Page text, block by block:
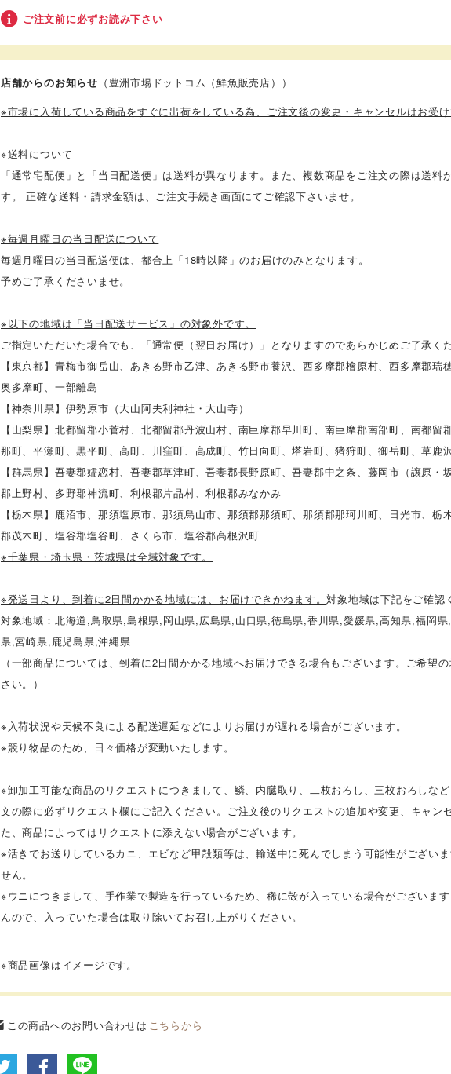
ご注文前に必ずお読み下さい
店舗からのお知らせ （豊洲市場ドットコム（鮮魚販売店））
※市場に入荷している商品をすぐに出荷をしている為、ご注文後の変更・キャンセルはお受け
※送料について
「通常宅配便」と「当日配送便」は送料が異なります。また、複数商品をご注文の際は送料
す。 正確な送料・請求金額は、ご注文手続き画面にてご確認下さいませ。
※毎週月曜日の当日配送について
毎週月曜日の当日配送便は、都合上「18時以降」のお届けのみとなります。
予めご了承くださいませ。
※以下の地域は「当日配送サービス」の対象外です。
ご指定いただいた場合でも、「通常便（翌日お届け）」となりますのであらかじめご了承くだ
【東京都】青梅市御岳山、あきる野市乙津、あきる野市養沢、西多摩郡檜原村、西多摩郡瑞
奥多摩町、一部離島
【神奈川県】伊勢原市（大山阿夫利神社・大山寺）
【山梨県】北都留郡小菅村、北都留郡丹波山村、南巨摩郡早川町、南巨摩郡南部町、南都留
那町、平瀬町、黒平町、高町、川窪町、高成町、竹日向町、塔岩町、猪狩町、御岳町、草鹿沢
【群馬県】吾妻郡嬬恋村、吾妻郡草津町、吾妻郡長野原町、吾妻郡中之条、藤岡市（譲原・
郡上野村、多野郡神流町、利根郡片品村、利根郡みなかみ
【栃木県】鹿沼市、那須塩原市、那須烏山市、那須郡那須町、那須郡那珂川町、日光市、栃
郡茂木町、塩谷郡塩谷町、さくら市、塩谷郡高根沢町
※千葉県・埼玉県・茨城県は全域対象です。
※発送日より、到着に2日間かかる地域には、お届けできかねます。対象地域は下記をご確認
対象地域：北海道,鳥取県,島根県,岡山県,広島県,山口県,徳島県,香川県,愛媛県,高知県,福岡
県,宮崎県,鹿児島県,沖縄県
（一部商品については、到着に2日間かかる地域へお届けできる場合もございます。ご希望
さい。）
※入荷状況や天候不良による配送遅延などによりお届けが遅れる場合がございます。
※競り物品のため、日々価格が変動いたします。
※卸加工可能な商品のリクエストにつきまして、鱗、内臓取り、二枚おろし、三枚おろしな
文の際に必ずリクエスト欄にご記入ください。ご注文後のリクエストの追加や変更、キャン
た、商品によってはリクエストに添えない場合がございます。
※活きでお送りしているカニ、エビなど甲殻類等は、輸送中に死んでしまう可能性がござい
せん。
※ウニにつきまして、手作業で製造を行っているため、稀に殻が入っている場合がございま
んので、入っていた場合は取り除いてお召し上がりください。
※商品画像はイメージです。
この商品へのお問い合わせは こちらから